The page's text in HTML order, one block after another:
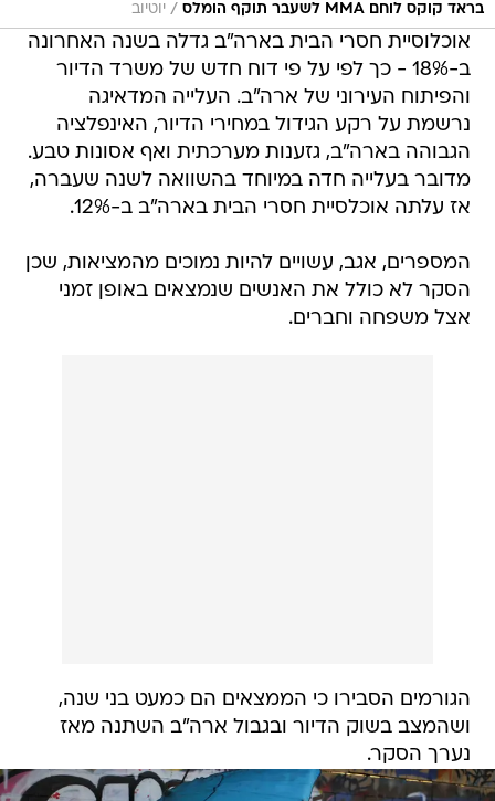
בראד קוקס לוחם MMA לשעבר תוקף הומלס / יוטיוב
אוכלוסיית חסרי הבית בארה"ב גדלה בשנה האחרונה
ב-18% - כך לפי על פי דוח חדש של משרד הדיור
והפיתוח העירוני של ארה"ב. העלייה המדאיגה
נרשמת על רקע הגידול במחירי הדיור, האינפלציה
הגבוהה בארה"ב, גזענות מערכתית ואף אסונות טבע.
מדובר בעלייה חדה במיוחד בהשוואה לשנה שעברה,
אז עלתה אוכלסיית חסרי הבית בארה"ב ב-12%.
המספרים, אגב, עשויים להיות נמוכים מהמציאות, שכן
הסקר לא כולל את האנשים שנמצאים באופן זמני
אצל משפחה וחברים.
הגורמים הסבירו כי הממצאים הם כמעט בני שנה,
ושהמצב בשוק הדיור ובגבול ארה"ב השתנה מאז
נערך הסקר.